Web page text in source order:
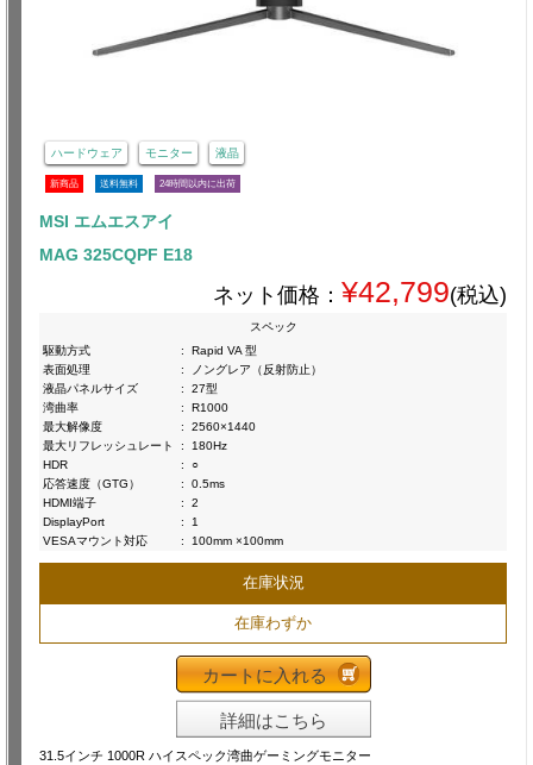
ハードウェア モニター 液晶
新商品 送料無料 24時間以内に出荷
MSI エムエスアイ
MAG 325CQPF E18
ネット価格： ¥42,799(税込)
スペック
駆動方式
:
Rapid VA 型
表面処理
:
ノングレア（反射防止）
液晶パネルサイズ
:
27型
湾曲率
:
R1000
最大解像度
:
2560×1440
最大リフレッシュレート
:
180Hz
HDR
:
○
応答速度（GTG）
:
0.5ms
HDMI端子
:
2
DisplayPort
:
1
VESAマウント対応
: 100mm ×100mm
在庫状況
在庫わずか
カートに入れる
詳細はこちら
31.5インチ 1000R ハイスペック湾曲ゲーミングモニター